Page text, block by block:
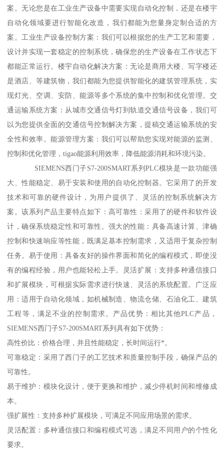
案。无论您是在工业生产设备中需要实现自动化控制，还是在楼宇
自动化领域要进行智能化改造，我们都能为您量身定制合适的方
案。工业生产设备控制方案：我们可以根据您的生产工艺和需要，
设计并实现一套稳定的控制系统，确保您的生产设备在工作状态下
都能正常运行。楼宇自动化解决方案：无论是商用大楼、写字楼还
是酒店、等建筑物，我们都能为您提供智能化的建筑管理系统，实
现灯光、空调、安防、能源等多个系统的集中控制和优化管理。交
通运输系统方案：从城市交通信号灯到轨道交通信号设备，我们可
以为您提供全面的交通信号控制解决方案，提稿交通运输系统的安
全性和效率。能源管理方案：我们可以帮助您实现对能源的监测、
控制和优化管理，tigao能源利用效率，降低能源消耗和环境污染。
SIEMENS西门子S7-200SMART系列PLC模块是一款功能强
大、性能稳定、易于安装和使用的自动化控制器。它采用了的开发
技术和可靠的硬件设计，为用户提供了、灵活的控制系统解决方
案。该系列产品主要特点如下：高可靠性：采用了的硬件和软件设
计，确保系统稳定性和可靠性。强大的性能：具备高速计算、津确
控制和快速响应等性能，既满足基本控制需求，又适用于复杂控制
任务。易于使用：具备友好的操作界面和简化的编程模式，即使没
有的编程经验，用户也能轻松上手。灵活扩展：支持多种通信接口
和扩展模块，可根据实际需求进行快速、灵活的系统配置。广泛应
用：适用于自动化领域，如机械制造、物流仓储、石油化工、建筑
工程等，满足不业的控制需求。产品优势：相比其他PLC产品，
SIEMENS西门子S7-200SMART系列具有如下优势：
高性价比：价格合理，并且性能稳定，长时间运行*。
可靠稳定：采用了西门子的工艺技术和质量控制手段，确保产品的
可靠性。
易于维护：模块化设计，便于更换和维护，减少停机时间和维修成
本。
强扩展性：支持多种扩展模块，可满足不同应用场景的需求。
灵活配置：多种通信接口和编程模式可选，满足不同用户的个性化
要求。